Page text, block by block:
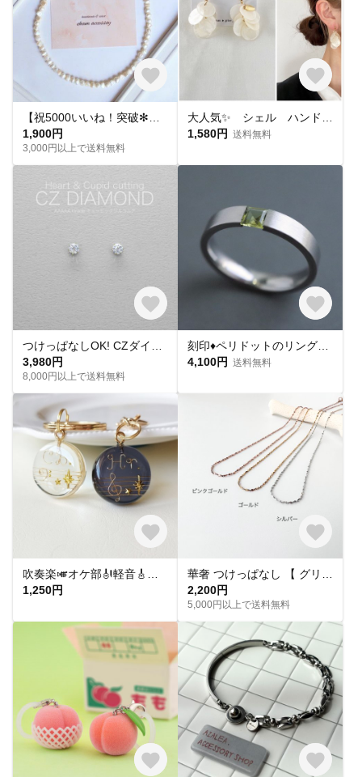
1,900円
3,000円以上で送料無料
1,580円 送料無料
3,980円
8,000円以上で送料無料
4,100円 送料無料
1,250円
2,200円
5,000円以上で送料無料